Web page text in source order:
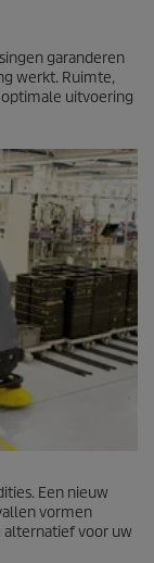
garanderen
werkt. Ruimte,
uitvoering
Een nieuw
vormen
alternatief voor uw